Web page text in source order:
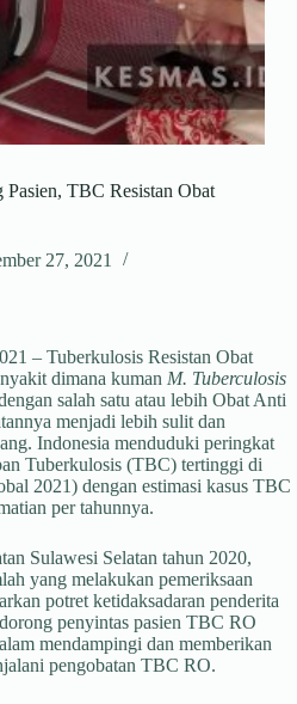
TBC Resistan Obat
27, 2021
– Tuberkulosis Resistan Obat
dimana kuman M. Tuberculosis
salah satu atau lebih Obat Anti
menjadi lebih sulit dan
Indonesia menduduki peringkat
Tuberkulosis (TBC) tertinggi di
2021) dengan estimasi kasus TBC
per tahunnya.
Sulawesi Selatan tahun 2020,
yang melakukan pemeriksaan
potret ketidaksadaran penderita
penyintas pasien TBC RO
mendampingi dan memberikan
pengobatan TBC RO.